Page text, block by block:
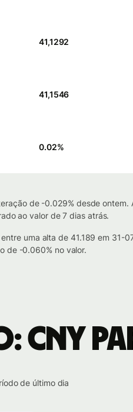
41,1292
41,1546
0.02%
de -0.029% desde ontem.
ao valor de 7 dias atrás.
uma alta de 41.189 em 31-
de -0.060% no valor.
de último dia